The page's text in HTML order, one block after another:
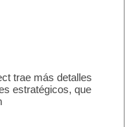
trae más detalles
estratégicos, que